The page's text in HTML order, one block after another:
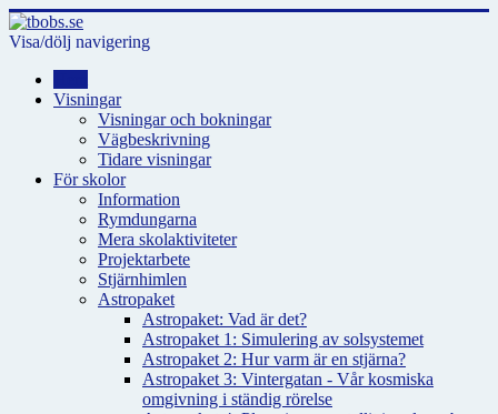
Visa/dölj navigering
Visningar
Visningar och bokningar
Vägbeskrivning
Tidare visningar
För skolor
Information
Rymdungarna
Mera skolaktiviteter
Projektarbete
Stjärnhimlen
Astropaket
Astropaket: Vad är det?
Astropaket 1: Simulering av solsystemet
Astropaket 2: Hur varm är en stjärna?
Astropaket 3: Vintergatan - Vår kosmiska
omgivning i ständig rörelse